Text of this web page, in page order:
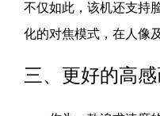
不仅如此，该机还支持
化的对焦模式，在人像
三、更好的高